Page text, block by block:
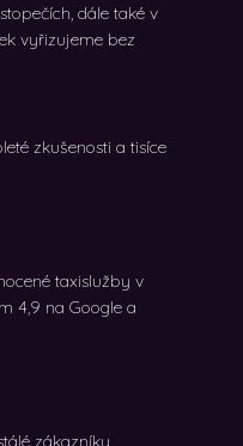
dále také v
vyřizujeme bez
zkušenosti a tisíce
taxislužby v
4,9 na Google a
zákazníky.